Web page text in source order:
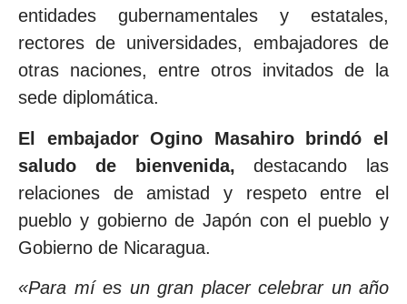
entidades gubernamentales y estatales,
rectores de universidades, embajadores de
otras naciones, entre otros invitados de la
sede diplomática.
El embajador Ogino Masahiro brindó el
saludo de bienvenida,destacando las
relaciones de amistad y respeto entre el
pueblo y gobierno de Japón con el pueblo y
Gobierno de Nicaragua.
«Para mí es un gran placer celebrar un año